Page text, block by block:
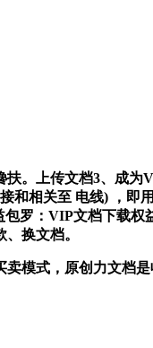
上传文档3、成为
相关至 电线) ，即
罗：VIP文档下载
换文档。
式，原创力文档